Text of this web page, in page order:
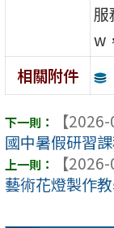
w
相關附件
【
國中暑假研習
【
藝術花燈製作